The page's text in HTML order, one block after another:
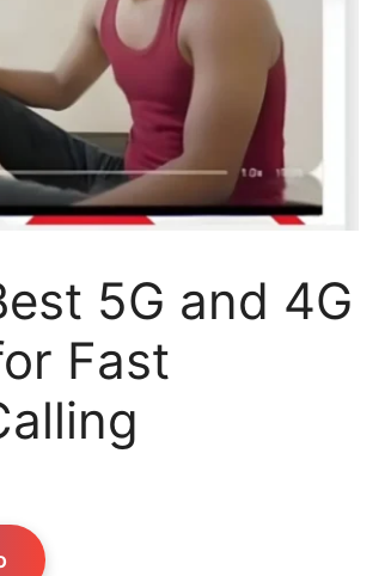
5G and 4G
Fast